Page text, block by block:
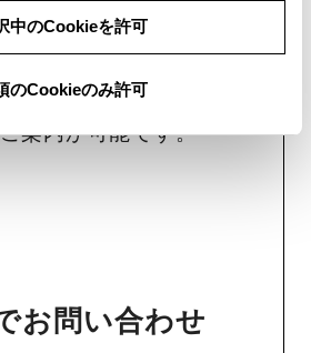
中のCookieを許可
のCookieのみ許可
を選択してくださ
問い合わせはお待たせ
案内が可能です。
お問い合わせ